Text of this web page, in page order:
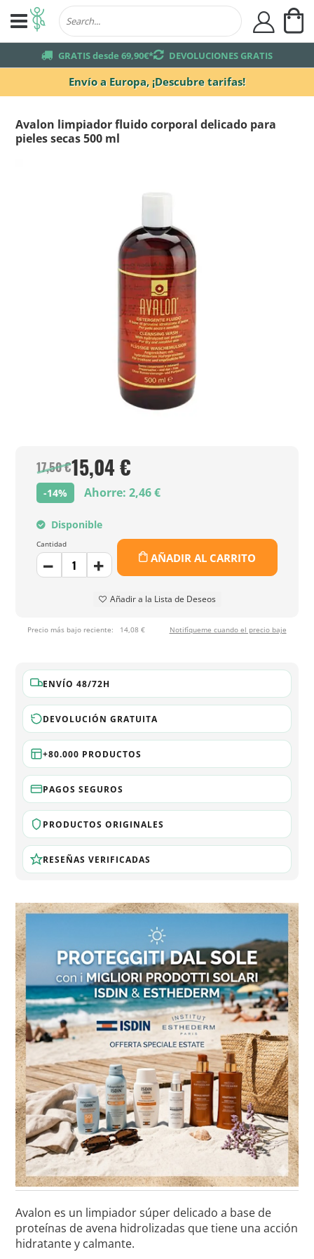
Envío a Europa, ¡Descubre tarifas!
truck GRATIS desde 69,90€*returns DEVOLUCIONES GRATIS
user
Avalon limpiador fluido corporal delicado para
pieles secas 500 ml
17,50 €15,04 €
-14% Ahorre: 2,46 €
Disponible
Cantidad
AÑADIR AL CARRITO
Añadir a la Lista de Deseos
Precio más bajo reciente: 14,08 € Notifíqueme cuando el precio baje
ENVÍO 48/72H
DEVOLUCIÓN GRATUITA
+80.000 PRODUCTOS
PAGOS SEGUROS
PRODUCTOS ORIGINALES
RESEÑAS VERIFICADAS
Avalon es un limpiador súper delicado a base de
proteínas de avena hidrolizadas que tiene una acción
hidratante y calmante.